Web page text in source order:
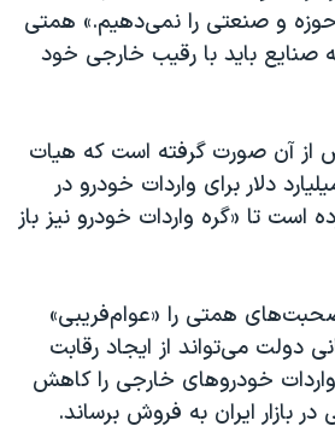
حوزه و صنعتی را نمی‌دهیم.» همتی
صنایع باید با رقیب خارجی خود
از آن صورت گرفته است که هیات
دلار برای واردات خودرو در
تا «گره واردات خودرو نیز باز
همتی را «عوام‌فریبی»
دولت می‌تواند از ایجاد رقابت
خودروهای خارجی را کاهش
بازار ایران به فروش برساند.